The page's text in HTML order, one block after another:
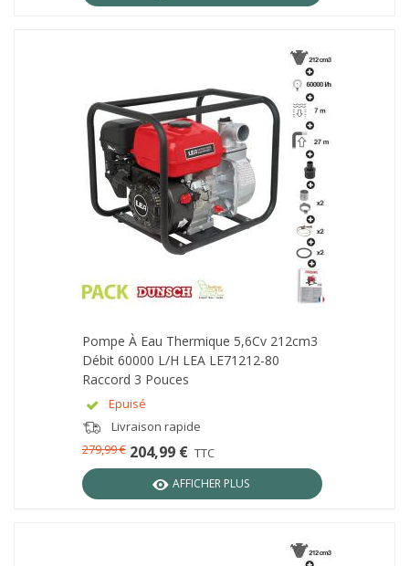
Pompe À Eau Thermique 5,6Cv 212cm3
Débit 60000 L/h LEA LE71212-80
Raccord 3 Pouces
Epuisé
Livraison rapide
204,99 € TTC
279,99 €
AFFICHER PLUS